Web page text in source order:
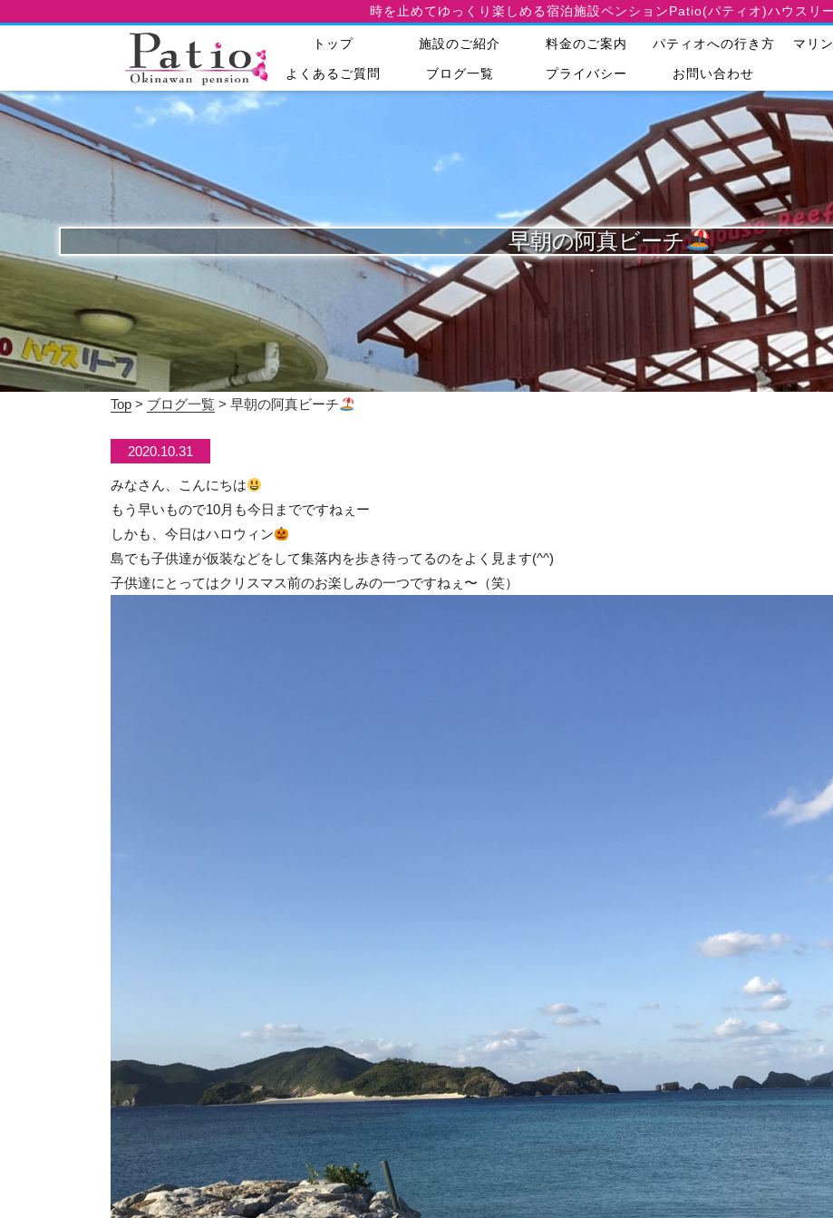
時を止めてゆっくり楽しめる宿泊施設ペンションPatio(パティオ)ハウスリ
トップ 施設のご紹介 料金のご案内 パティオへの行き方 マリ
よくあるご質問 ブログ一覧 プライバシー お問い合わせ
早朝の阿真ビーチ
Top > ブログ一覧 > 早朝の阿真ビーチ
2020.10.31
みなさん、こんにちは
もう早いもので10月も今日までですねぇー
しかも、今日はハロウィン
島でも子供達が仮装などをして集落内を歩き待ってるのをよく見ます(^^)
子供達にとってはクリスマス前のお楽しみの一つですねぇ〜（笑）